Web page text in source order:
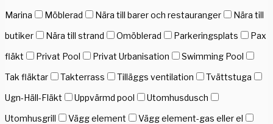
Marina
Möblerad Nära till barer och restauranger
Nära till
butiker
Nära till strand Omöblerad Parkeringsplats
Pax
fläkt
Privat Pool Privat Urbanisation
Swimming Pool
Tak fläktar
Takterrass Tilläggs ventilation
Tvättstuga
Ugn-Häll-Fläkt
Uppvärmd pool
Utomhusdusch
Utomhusgrill
Vägg element
Vägg element-gas eller el